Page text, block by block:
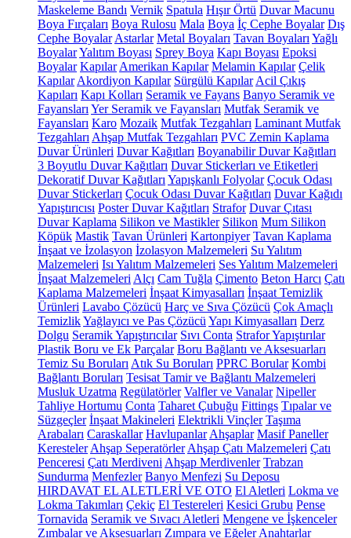
Maskeleme Bandı Vernik Spatula Hışır Örtü Duvar Macunu
Boya Fırçaları Boya Rulosu Mala Boya İç Cephe Boyalar Dış
Cephe Boyalar Astarlar Metal Boyaları Tavan Boyaları Yağlı
BoyalarYalıtım Boyası Sprey Boya Kapı Boyası Epoksi
Boyalar Kapılar Amerikan Kapılar Melamin Kapılar Çelik
Kapılar Akordiyon Kapılar Sürgülü Kapılar Acil Çıkış
Kapıları Kapı Kolları Seramik ve Fayans Banyo Seramik ve
Fayansları Yer Seramik ve Fayansları Mutfak Seramik ve
Fayansları Karo Mozaik Mutfak Tezgahları Laminant Mutfak
Tezgahları Ahşap Mutfak Tezgahları PVC Zemin Kaplama
Duvar Ürünleri Duvar Kağıtları Boyanabilir Duvar Kağıtları
3 Boyutlu Duvar Kağıtları Duvar Stickerları ve Etiketleri
Dekoratif Duvar Kağıtları Yapışkanlı Folyolar Çocuk Odası
Duvar Stickerları Çocuk Odası Duvar Kağıtları Duvar Kağıdı
Yapıştırıcısı Poster Duvar Kağıtları Strafor Duvar Çıtası
Duvar Kaplama Silikon ve Mastikler Silikon Mum Silikon
Köpük Mastik Tavan Ürünleri Kartonpiyer Tavan Kaplama
İnşaat ve İzolasyon İzolasyon Malzemeleri Su Yalıtım
Malzemeleri Isı Yalıtım Malzemeleri Ses Yalıtım Malzemeleri
İnşaat Malzemeleri Alçı Cam Tuğla Çimento Beton Harcı Çatı
Kaplama Malzemeleri İnşaat Kimyasalları İnşaat Temizlik
Ürünleri Lavabo Çözücü Harç ve Sıva Çözücü Çok Amaçlı
TemizlikYağlayıcı ve Pas Çözücü Yapı Kimyasalları Derz
Dolgu Seramik Yapıştırıcılar Sıvı Conta Strafor Yapıştırılar
Plastik Boru ve Ek Parçalar Boru Bağlantı ve Aksesuarları
Temiz Su Boruları Atık Su Boruları PPRC Borular Kombi
Bağlantı Boruları Tesisat Tamir ve Bağlantı Malzemeleri
Musluk Uzatma Regülatörler Valfler ve Vanalar Nipeller
Tahliye Hortumu Conta Taharet Çubuğu Fittings Tıpalar ve
Süzgeçler İnşaat Makineleri Elektrikli Vinçler Taşıma
Arabaları Caraskallar Havlupanlar Ahşaplar Masif Paneller
Keresteler Ahşap Seperatörler Ahşap Çatı Malzemeleri Çatı
Penceresi Çatı Merdiveni Ahşap Merdivenler Trabzan
Sundurma Menfezler Banyo Menfezi Su Deposu
HIRDAVAT EL ALETLERİ VE OTO El Aletleri Lokma ve
Lokma Takımları Çekiç El Testereleri Kesici Grubu Pense
Tornavida Seramik ve Sıvacı Aletleri Mengene ve İşkenceler
Zımbalar ve Aksesuarları Zımpara ve Eğeler Anahtarlar